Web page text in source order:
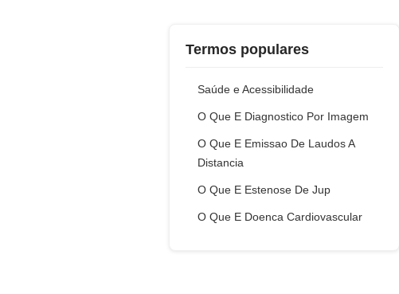
Termos populares
Saúde e Acessibilidade
O Que E Diagnostico Por Imagem
O Que E Emissao De Laudos A
Distancia
O Que E Estenose De Jup
O Que E Doenca Cardiovascular